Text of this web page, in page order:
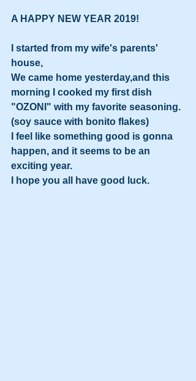
A HAPPY NEW YEAR 2019!
I started from my wife's parents'
house,
We came home yesterday,and this
morning I cooked my first dish
"OZONI" with my favorite seasoning.
(soy sauce with bonito flakes)
I feel like something good is gonna
happen, and it seems to be an
exciting year.
I hope you all have good luck.